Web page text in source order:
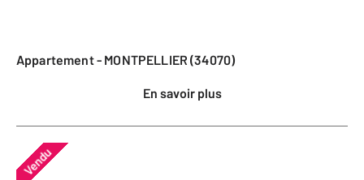
Appartement - MONTPELLIER (34070)
En savoir plus
Vendu